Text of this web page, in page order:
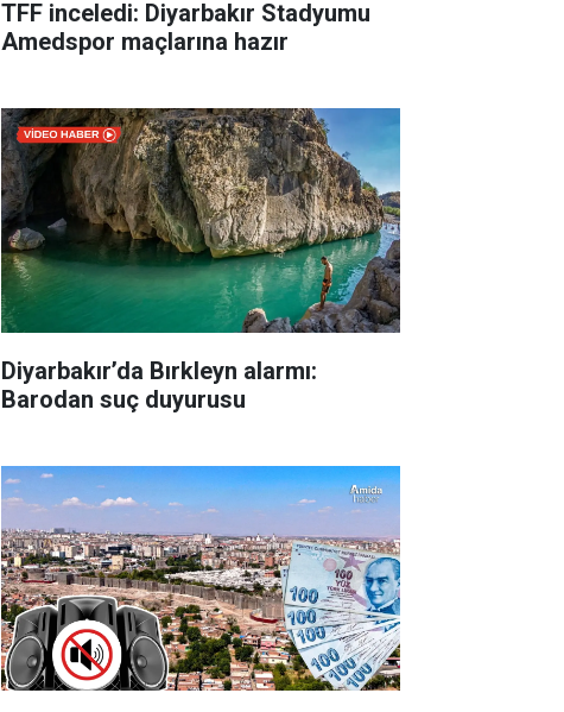
TFF inceledi: Diyarbakır Stadyumu
Amedspor maçlarına hazır
Diyarbakır’da Bırkleyn alarmı:
Barodan suç duyurusu